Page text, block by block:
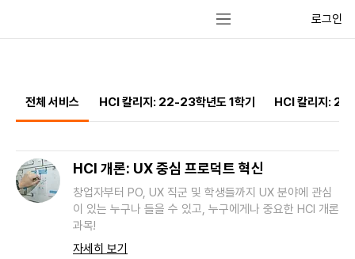
로그인
전체 서비스 HCI 칼리지: 22-23학년도 1학기 HCI 칼리지:
HCI 개론: UX 중심 프로덕트 혁신
창업자부터 PO, UX 직군 및 학생들까지 UX 분야에 관심
이 있는 누구나 들을 수 있고, 누구에게나 중요한 HCI 개론
과목!
자세히 보기